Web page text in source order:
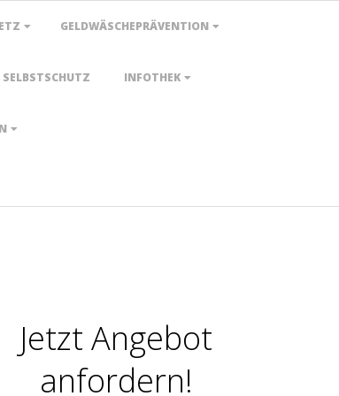
GELDWÄSCHEPRÄVENTION
SELBSTSCHUTZ INFOTHEK
Jetzt Angebot
anfordern!